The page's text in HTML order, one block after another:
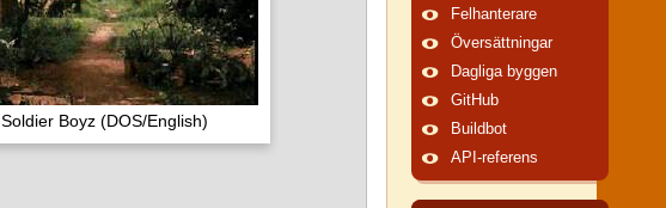
Soldier Boyz (DOS/English)
Felhanterare
Översättningar
Dagliga byggen
GitHub
Buildbot
API-referens